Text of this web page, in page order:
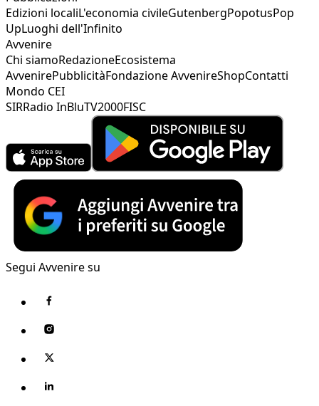
Edizioni localiL'economia civileGutenbergPopotusPop
UpLuoghi dell'Infinito
Avvenire
Chi siamoRedazioneEcosistema
AvvenirePubblicitàFondazione AvvenireShopContatti
Mondo CEI
SIRRadio InBluTV2000FISC
Segui Avvenire su